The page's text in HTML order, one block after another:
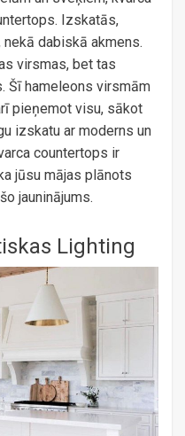
Izskatās,
dabiskā akmens.
virsmas, bet tas
Šī hameleons virsmām
pieņemot visu, sākot
izskatu ar moderns un
countertops ir
jūsu mājas plānots
jauninājums.
Lighting